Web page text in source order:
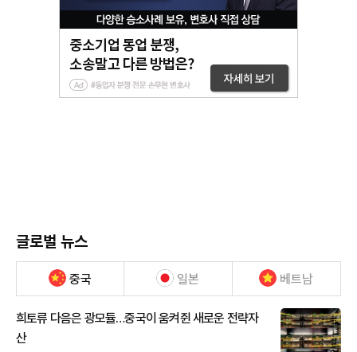
글로벌 뉴스
중국 일본 베트남
희토류 다음은 광모듈…중국이 움켜쥔 새로운 전략자
산